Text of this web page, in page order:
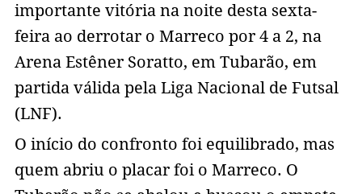
importante vitória na noite desta sexta-
feira ao derrotar o Marreco por 4 a 2, na
Arena Estêner Soratto, em Tubarão, em
partida válida pela Liga Nacional de Futsal
(LNF).
O início do confronto foi equilibrado, mas
quem abriu o placar foi o Marreco. O